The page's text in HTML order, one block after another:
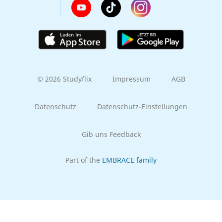
© 2026 Studyflix Impressum AGB
Datenschutz Datenschutz-Einstellungen
Gib uns Feedback
Part of the EMBRACE family